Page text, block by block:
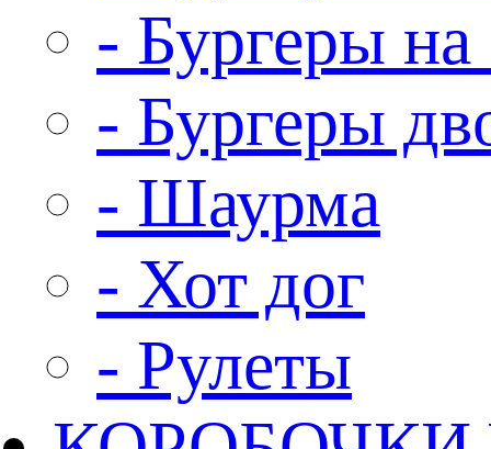
- Бургеры
- Бургеры
- Шаурма
- Хот дог
- Рулеты